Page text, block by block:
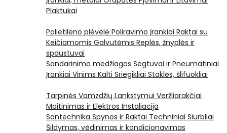
Plaktukai
Polietileno plėvelė Poliravimo Įrankiai Raktai su
Keičiamomis Galvutėmis Replės, žnyplės ir
spaustuvai
Sandarinimo medžiagos Segtuvai ir Pneumatiniai
Įrankiai Vinims Kalti Sriegikliai Staklės, šlifuokliai
Tarpinės Vamzdžių Lankstymui Veržliarakčiai
Maitinimas ir Elektros Instaliacija
Santechnika Spynos ir Raktai Techniniai Siurbliai
Šildymas, vėdinimas ir kondicionavimas